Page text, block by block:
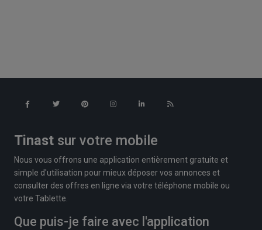
Tinast sur votre mobile
Nous vous offrons une application entièrement gratuite et
simple d'utilisation pour mieux déposer vos annonces et
consulter des offres en ligne via votre téléphone mobile ou
votre Tablette.
Que puis-je faire avec l'application